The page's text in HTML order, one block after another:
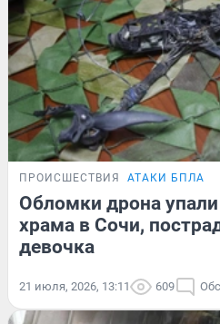
ПРОИСШЕСТВИЯ АТАКИ БПЛА
Обломки дрона
храма в Сочи,
девочка
21 июля, 2026, 13:11 609